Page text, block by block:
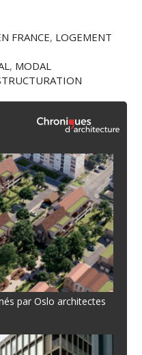
FRANCE, LOGEMENT
, MODAL
par Oslo architectes